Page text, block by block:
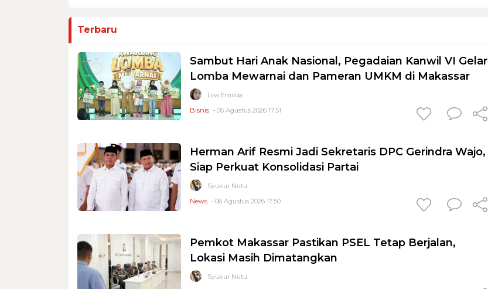
Terbaru
Sambut Hari Anak Nasional, Pegadaian Kanwil VI Gelar
Lomba Mewarnai dan Pameran UMKM di Makassar
Lisa Emilda
Bisnis - 06 Agustus 2026 17:51
Herman Arif Resmi Jadi Sekretaris DPC Gerindra Wajo,
Siap Perkuat Konsolidasi Partai
Syukur Nutu
News - 06 Agustus 2026 17:50
Pemkot Makassar Pastikan PSEL Tetap Berjalan,
Lokasi Masih Dimatangkan
Syukur Nutu